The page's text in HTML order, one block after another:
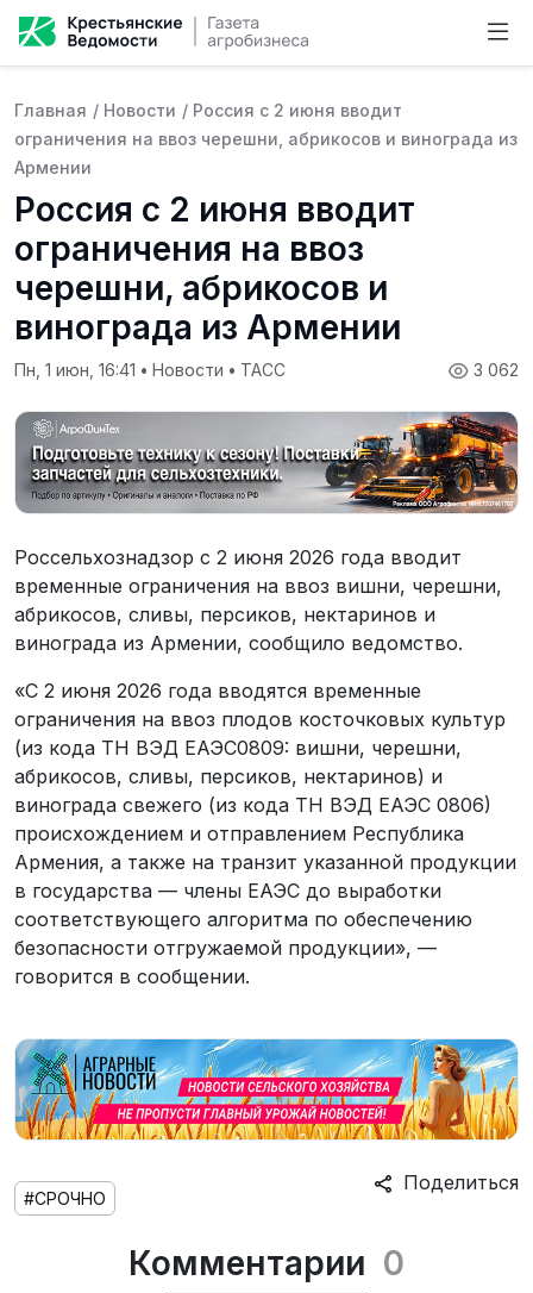
Главная / Новости / Россия с 2 июня вводит
ограничения на ввоз черешни, абрикосов и винограда из
Армении
Россия с 2 июня вводит
ограничения на ввоз
черешни, абрикосов и
винограда из Армении
3 062
Пн, 1 июн, 16:41 • Новости • ТАСС
Россельхознадзор с 2 июня 2026 года вводит
временные ограничения на ввоз вишни, черешни,
абрикосов, сливы, персиков, нектаринов и
винограда из Армении, сообщило ведомство.
«С 2 июня 2026 года вводятся временные
ограничения на ввоз плодов косточковых культур
(из кода ТН ВЭД ЕАЭС0809: вишни, черешни,
абрикосов, сливы, персиков, нектаринов) и
винограда свежего (из кода ТН ВЭД ЕАЭС 0806)
происхождением и отправлением Республика
Армения, а также на транзит указанной продукции
в государства — члены ЕАЭС до выработки
соответствующего алгоритма по обеспечению
безопасности отгружаемой продукции», —
говорится в сообщении.
Поделиться
#СРОЧНО
Комментарии 0